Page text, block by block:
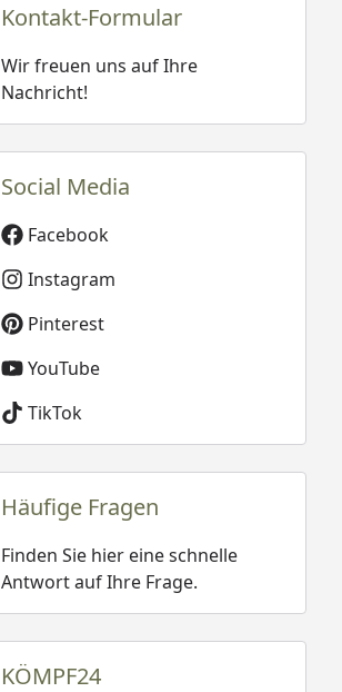
Kontakt-Formular
Wir freuen uns auf Ihre
Nachricht!
Social Media
Facebook
Instagram
Pinterest
YouTube
TikTok
Häufige Fragen
Finden Sie hier eine schnelle
Antwort auf Ihre Frage.
KÖMPF24